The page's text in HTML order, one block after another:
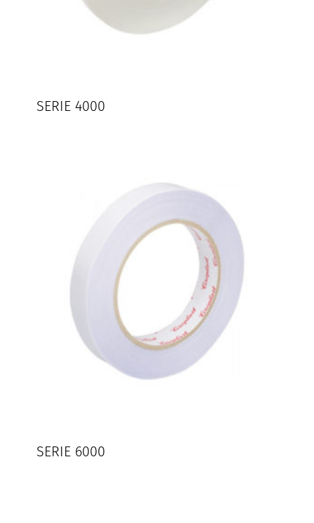
SERIE 4000
SERIE 6000